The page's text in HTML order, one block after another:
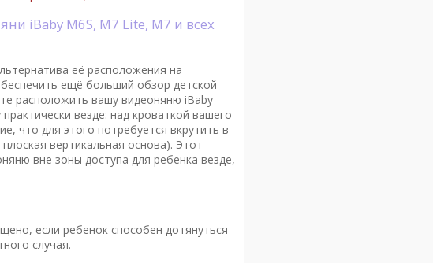
её расположения на
ещё больший обзор детской
расположить вашу видеоняню iBaby
везде: над кроваткой вашего
что для этого потребуется вкрутить в
вертикальная основа). Этот
вне зоны доступа для ребенка везде,
если ребенок способен дотянуться
случая.